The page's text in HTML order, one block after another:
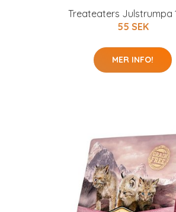
Treateaters Julstrumpa
55 SEK
MER INFO!